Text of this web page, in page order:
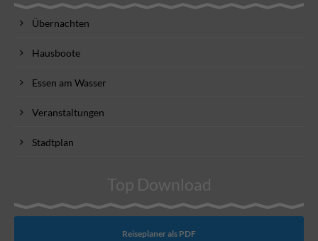
Übernachten
Hausboote
Essen am Wasser
Veranstaltungen
Stadtplan
Top Download
Reiseplaner als PDF